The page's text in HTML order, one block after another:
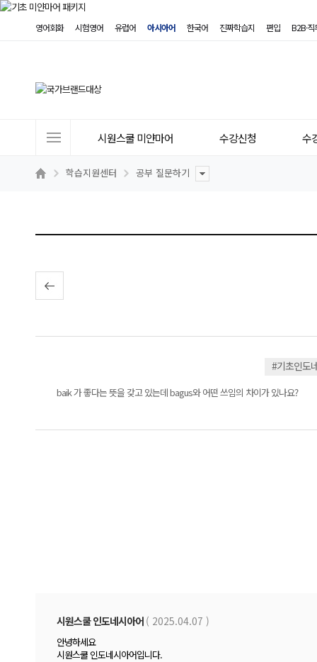
영어회화 시험영어 유럽어 아시아어 한국어 진짜학습지 편입 B2B·
트
시원스쿨 미얀마어 수강신청 수
학습지원센터 공부 질문하기
#기초인도
baik 가 좋다는 뜻을 갖고 있는데 bagus와 어떤 쓰임의 차이가 있나요?
시원스쿨 인도네시아어 ( 2025.04.07 )
안녕하세요
시원스쿨 인도네시아어입니다.